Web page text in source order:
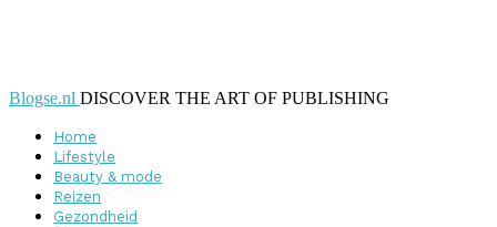
Blogse.nl DISCOVER THE ART OF PUBLISHING
Home
Lifestyle
Beauty & mode
Reizen
Gezondheid